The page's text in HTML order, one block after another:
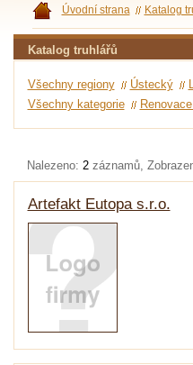
Úvodní strana Katalog
Katalog truhlářů
Všechny regiony Ústecký
Všechny kategorie
Nalezeno: 2 záznamů,
Artefakt Eutopa s.r.o.